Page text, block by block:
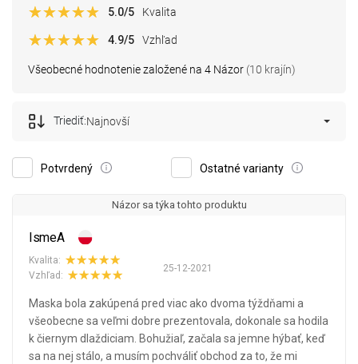
Všeobecné hodnotenie založené na 4 Názor (10 krajín)
5.0/5 Kvalita
4.9/5 Vzhľad
Potvrdený Ostatné varianty
Triediť:Najnovší
Názor sa týka tohto produktu
IsmeA
25-12-2021
Kvalita:
Vzhľad:
Maska bola zakúpená pred viac ako dvoma týždňami a
všeobecne sa veľmi dobre prezentovala, dokonale sa hodila
k čiernym dlaždiciam. Bohužiaľ, začala sa jemne hýbať, keď
sa na nej stálo, a musím pochváliť obchod za to, že mi